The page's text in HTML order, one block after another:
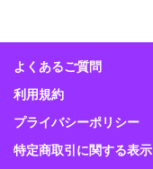
よくあるご質問
利用規約
プライバシーポリシー
特定商取引に関する表示